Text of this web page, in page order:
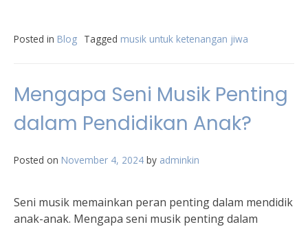
Posted in Blog Tagged musik untuk ketenangan jiwa
Mengapa Seni Musik Penting
dalam Pendidikan Anak?
Posted on November 4, 2024 by adminkin
Seni musik memainkan peran penting dalam mendidik
anak-anak. Mengapa seni musik penting dalam